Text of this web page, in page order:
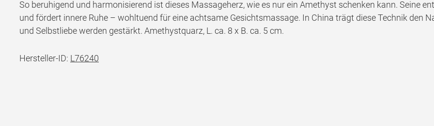
So beruhigend und harmonisierend ist dieses Massageherz, wie es nur ein Amethyst schenken kann. Seine
und fördert innere Ruhe – wohltuend für eine achtsame Gesichtsmassage. In China trägt diese Technik den
und Selbstliebe werden gestärkt. Amethystquarz, L. ca. 8 x B. ca. 5 cm.
Hersteller-ID: L76240